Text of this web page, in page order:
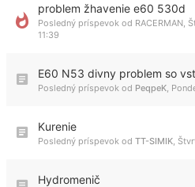
problem žhavenie e60 530d
Posledný príspevok od RACERMAN
11:39
E60 N53 divny problem so
Posledný príspevok od PeqpeK
Kurenie
Posledný príspevok od TT-SIMIK
Hydromenič